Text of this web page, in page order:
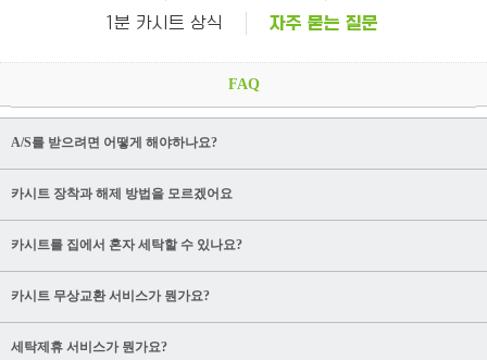
1분 카시트 상식
자주 묻는 질문
FAQ
A/S를 받으려면 어떻게 해야하나요?
카시트 장착과 해제 방법을 모르겠어요
카시트를 집에서 혼자 세탁할 수 있나요?
카시트 무상교환 서비스가 뭔가요?
세탁제휴 서비스가 뭔가요?